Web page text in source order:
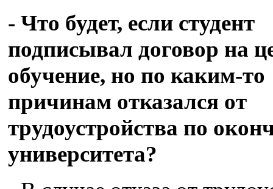
- Что будет, если студент
подписывал договор на
обучение, но по каким-то
причинам отказался от
трудоустройства по
университета?